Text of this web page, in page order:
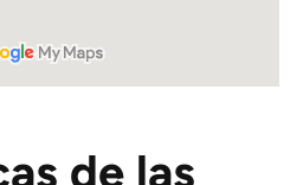
de las